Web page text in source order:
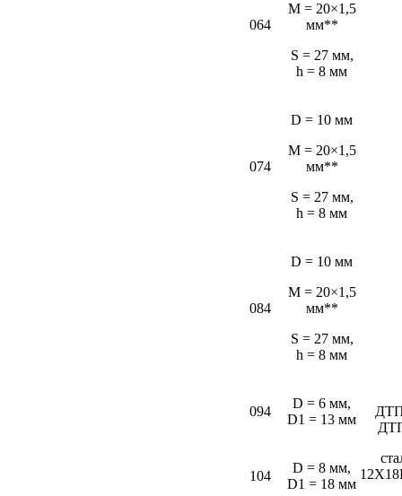
064
M = 20×1,5
мм**
S = 27 мм,
h = 8 мм
074
D = 10 мм
M = 20×1,5
мм**
S = 27 мм,
h = 8 мм
084
D = 10 мм
M = 20×1,5
мм**
S = 27 мм,
h = 8 мм
094
D = 6 мм,
D1 = 13 мм
104
D = 8 мм,
D1 = 18 мм